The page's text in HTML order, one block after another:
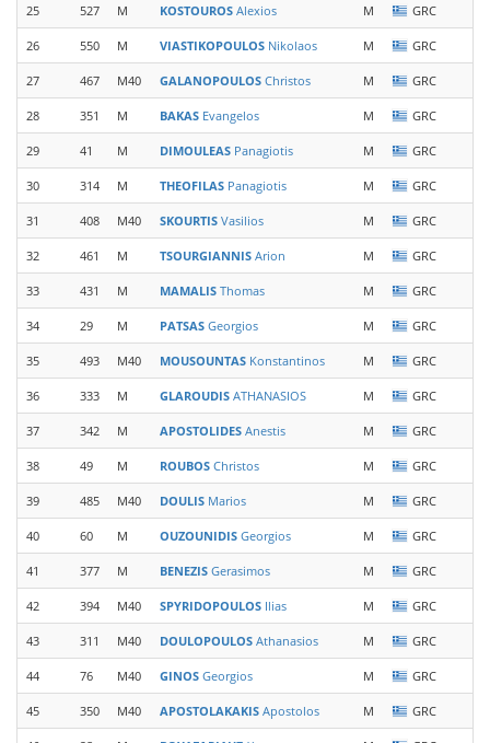
25 527 M KOSTOUROS Alexios M GRC
26 550 M VIASTIKOPOULOS Nikolaos M GRC
27 467 M40 GALANOPOULOS Christos M GRC
28 351 M BAKAS Evangelos M GRC
29 41 M DIMOULEAS Panagiotis M GRC
30 314 M THEOFILAS Panagiotis M GRC
31 408 M40 SKOURTIS Vasilios M GRC
32 461 M TSOURGIANNIS Arion M GRC
33 431 M MAMALIS Thomas M GRC
34 29 M PATSAS Georgios M GRC
35 493 M40 MOUSOUNTAS Konstantinos M GRC
36 333 M GLAROUDIS ATHANASIOS M GRC
37 342 M APOSTOLIDES Anestis M GRC
38 49 M ROUBOS Christos M GRC
39 485 M40 DOULIS Marios M GRC
40 60 M OUZOUNIDIS Georgios M GRC
41 377 M BENEZIS Gerasimos M GRC
42 394 M40 SPYRIDOPOULOS Ilias M GRC
43 311 M40 DOULOPOULOS Athanasios M GRC
44 76 M40 GINOS Georgios M GRC
45 350 M40 APOSTOLAKAKIS Apostolos M GRC